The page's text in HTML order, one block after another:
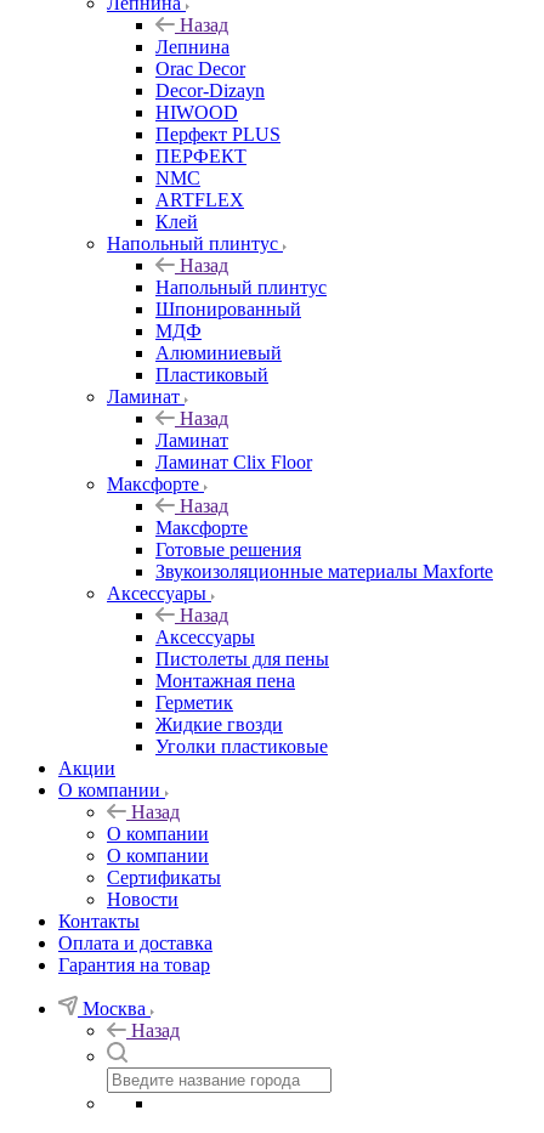
Назад
Лепнина
Orac Decor
Decor-Dizayn
HIWOOD
Перфект PLUS
ПЕРФЕКТ
NMC
ARTFLEX
Клей
Напольный плинтус
Назад
Напольный плинтус
Шпонированный
МДФ
Алюминиевый
Пластиковый
Ламинат
Назад
Ламинат
Ламинат Clix Floor
Максфорте
Назад
Максфорте
Готовые решения
Звукоизоляционные материалы Maxforte
Аксессуары
Назад
Аксессуары
Пистолеты для пены
Монтажная пена
Герметик
Жидкие гвозди
Уголки пластиковые
Акции
О компании
Назад
О компании
О компании
Сертификаты
Новости
Контакты
Оплата и доставка
Гарантия на товар
Москва
Назад